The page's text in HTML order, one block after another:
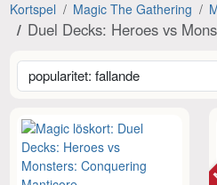
Kortspel Magic The Gathering
Duel Decks: Heroes vs